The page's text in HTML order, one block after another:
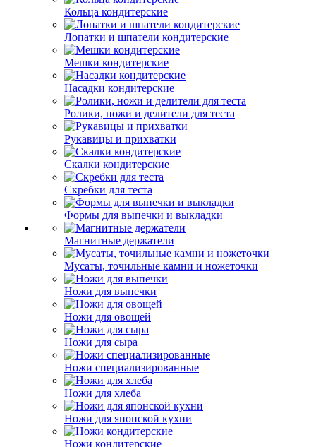
Кольца кондитерские
Лопатки и шпатели кондитерские
Мешки кондитерские
Насадки кондитерские
Ролики, ножи и делители для теста
Рукавицы и прихватки
Скалки кондитерские
Скребки для теста
Формы для выпечки и выкладки
Магнитные держатели
Мусаты, точильные камни и ножеточки
Ножи для выпечки
Ножи для овощей
Ножи для сыра
Ножи специализированные
Ножи для хлеба
Ножи для японской кухни
Ножи кондитерские